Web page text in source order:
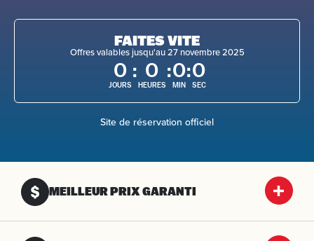
FAITES VITE
Offres valables jusqu'au 27 novembre 2025
0
JOURS
: 0
HEURES
:0
MIN
:0
SEC
Site de réservation officiel
MEILLEUR PRIX GARANTI